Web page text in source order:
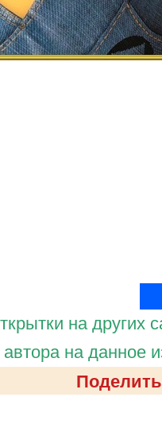
на других
на данное